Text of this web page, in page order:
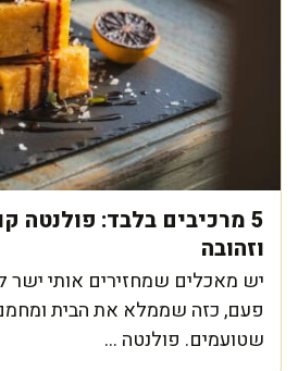
5 מרכיבים בלבד: פולנטה
וזהובה
יש מאכלים שמחזירים אותי
פעם, כזה שממלא את הבית
שטועמים. פולנטה ...